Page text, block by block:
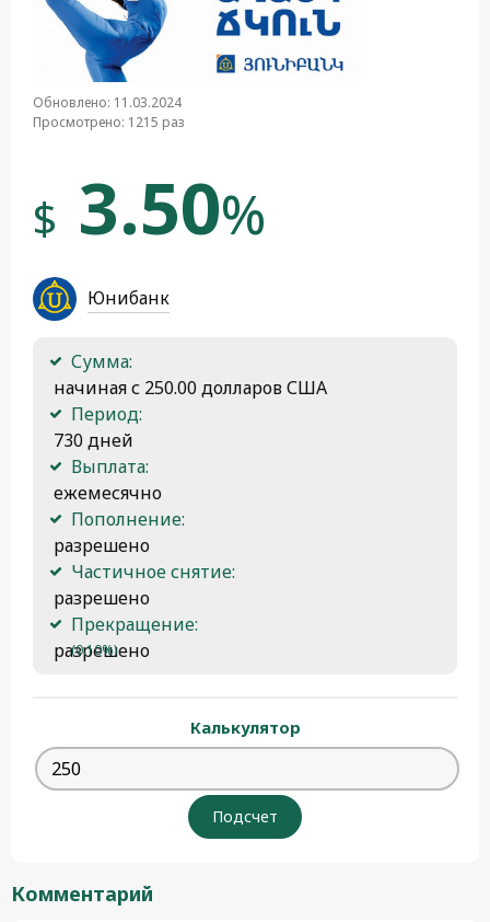
Обновлено: 11.03.2024
Просмотрено: 1215 раз
$ 3.50%
Юнибанк
Сумма:
начиная с 250.00 долларов США
Период:
730 дней
Выплата:
ежемесячно
Пополнение:
разрешено
Частичное снятие:
разрешено
Прекращение:
разрешено
(0.10%)
Калькулятор
Комментарий